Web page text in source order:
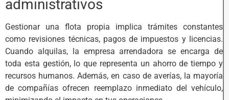
administrativos
Gestionar una flota propia implica trámites constantes
como revisiones técnicas, pagos de impuestos y licencias.
Cuando alquilas, la empresa arrendadora se encarga de
toda esta gestión, lo que representa un ahorro de tiempo y
recursos humanos. Además, en caso de averías, la mayoría
de compañías ofrecen reemplazo inmediato del vehículo,